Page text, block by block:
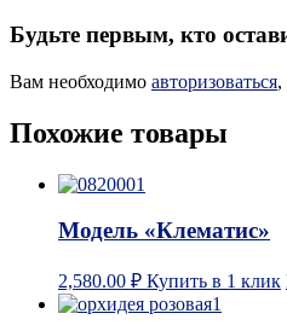
Будьте первым, кто
Вам необходимо авторизоваться,
Похожие товары
Модель «Клематис»
2,580.00 ₽ Купить в 1 клик